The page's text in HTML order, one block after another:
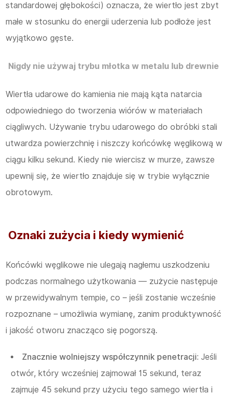
standardowej głębokości) oznacza, że ​​wiertło jest zbyt
małe w stosunku do energii uderzenia lub podłoże jest
wyjątkowo gęste.
Nigdy nie używaj trybu młotka w metalu lub drewnie
Wiertła udarowe do kamienia nie mają kąta natarcia
odpowiedniego do tworzenia wiórów w materiałach
ciągliwych. Używanie trybu udarowego do obróbki stali
utwardza ​​powierzchnię i niszczy końcówkę węglikową w
ciągu kilku sekund. Kiedy nie wiercisz w murze, zawsze
upewnij się, że wiertło znajduje się w trybie wyłącznie
obrotowym.
Oznaki zużycia i kiedy wymienić
Końcówki węglikowe nie ulegają nagłemu uszkodzeniu
podczas normalnego użytkowania — zużycie następuje
w przewidywalnym tempie, co – jeśli zostanie wcześnie
rozpoznane – umożliwia wymianę, zanim produktywność
i jakość otworu znacząco się pogorszą.
Znacznie wolniejszy współczynnik penetracji:Jeśli
otwór, który wcześniej zajmował 15 sekund, teraz
zajmuje 45 sekund przy użyciu tego samego wiertła i